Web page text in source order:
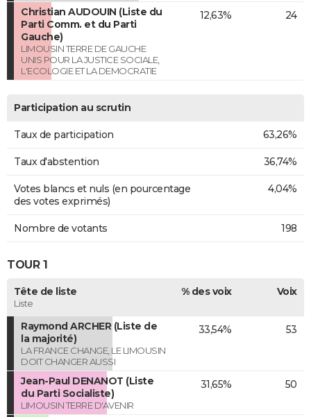
Christian AUDOUIN (Liste du
Parti Comm. et du Parti
Gauche)
LIMOUSIN TERRE DE GAUCHE
UNIS POUR LA JUSTICE SOCIALE,
L'ECOLOGIE ET LA DEMOCRATIE
12,63% 24
Participation au scrutin
Taux de participation 63,26%
Taux d'abstention 36,74%
Votes blancs et nuls (en pourcentage
des votes exprimés)
4,04%
Nombre de votants 198
TOUR 1
Tête de liste
Liste
% des voix Voix
Raymond ARCHER (Liste de
la majorité)
LA FRANCE CHANGE, LE LIMOUSIN
DOIT CHANGER AUSSI
33,54% 53
Jean-Paul DENANOT (Liste
du Parti Socialiste)
LIMOUSIN TERRE D'AVENIR
31,65% 50